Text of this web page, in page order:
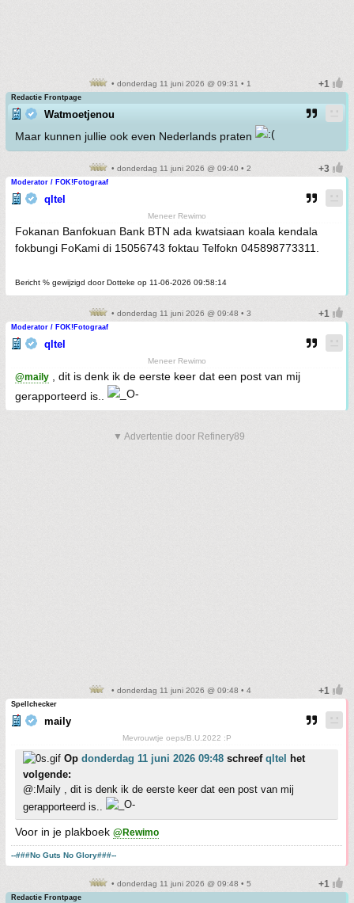
• donderdag 11 juni 2026 @ 09:31 • 1
Redactie Frontpage
Watmoetjenou
Maar kunnen jullie ook even Nederlands praten
• donderdag 11 juni 2026 @ 09:40 • 2
Moderator / FOK!Fotograaf
qltel
Meneer Rewimo
Fokanan Banfokuan Bank BTN ada kwatsiaan koala kendala
fokbungi FoKami di 15056743 foktau Telfokn 045898773311.
Bericht % gewijzigd door Dotteke op 11-06-2026 09:58:14
• donderdag 11 juni 2026 @ 09:48 • 3
Moderator / FOK!Fotograaf
qltel
Meneer Rewimo
@maily , dit is denk ik de eerste keer dat een post van mij
gerapporteerd is..
▼ Advertentie door Refinery89
• donderdag 11 juni 2026 @ 09:48 • 4
Spellchecker
maily
Mevrouwtje oeps/B.U.2022 :P
Op donderdag 11 juni 2026 09:48 schreef qltel
het
volgende:
@:Maily , dit is denk ik de eerste keer dat een post van mij
gerapporteerd is..
Voor in je plakboek @Rewimo
--###No Guts No Glory###--
• donderdag 11 juni 2026 @ 09:48 • 5
Redactie Frontpage